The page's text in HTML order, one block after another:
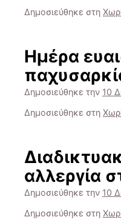
Δημοσιεύθηκε στη
Ημέρα
Δημοσιεύθηκε την 10
Δημοσιεύθηκε στη
αλλεργία
Δημοσιεύθηκε την 10
Δημοσιεύθηκε στη